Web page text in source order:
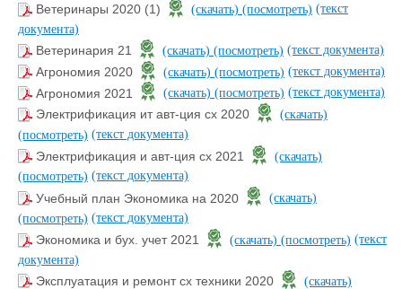
Ветеринары 2020 (1) (скачать) (посмотреть) (текст
документа)
Ветеринария 21 (скачать) (посмотреть) (текст документа)
Агрономия 2020 (скачать) (посмотреть) (текст документа)
Агрономия 2021 (скачать) (посмотреть) (текст документа)
Электрификация ит авт-ция сх 2020
(скачать)
(посмотреть) (текст документа)
Электрификация и авт-ция сх 2021
(скачать)
(посмотреть) (текст документа)
Учебный план Экономика на 2020
(скачать)
(посмотреть) (текст документа)
Экономика и бух. учет 2021 (скачать) (посмотреть) (текст
документа)
Эксплуатация и ремонт сх техники 2020
(скачать)